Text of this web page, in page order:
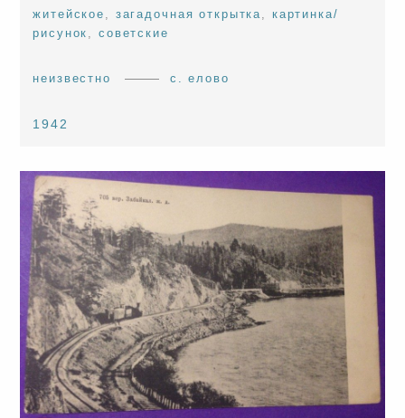
житейское загадочная открытка
картинка/
рисунок
,советские
неизвестно с. елово
1942